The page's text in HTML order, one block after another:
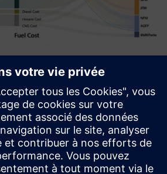
Management
solution that empowers you to
manage all forms of consumption:
diesel, and more, linked to actual